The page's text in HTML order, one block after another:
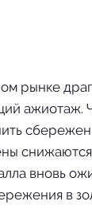
рынке
ажиотаж.
вновь
в